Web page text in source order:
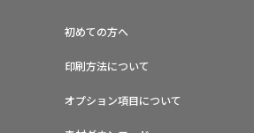
初めての方へ
印刷方法について
オプション項目について